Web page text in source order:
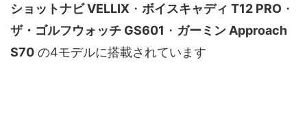
ショットナビ VELLIX ・ ボイスキャディ T12 PRO ・
ザ・ゴルフウォッチ GS601 ・ ガーミン Approach
S70 の4モデルに搭載されています